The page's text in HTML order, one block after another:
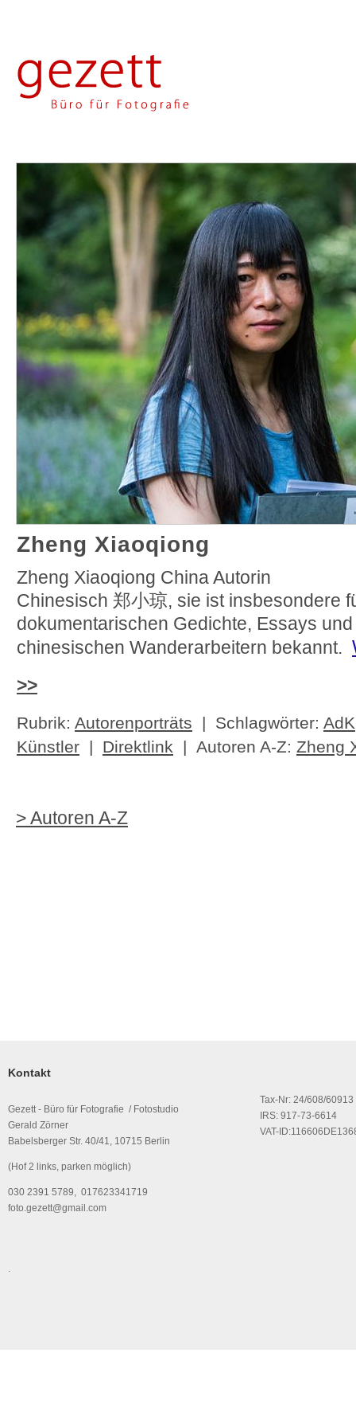
Zheng Xiaoqiong
Zheng Xiaoqiong China Autorin
Chinesisch 郑小琼, sie ist insbesondere
dokumentarischen Gedichte, Essays
chinesischen Wanderarbeitern bekannt.
>>
Rubrik: Autorenporträts | Schlagwörter: AdK
Künstler | Direktlink | Autoren A-Z: Zheng
> Autoren A-Z
Kontakt
Gezett - Büro für Fotografie / Fotostudio
Gerald Zörner
Babelsberger Str. 40/41, 10715 Berlin
(Hof 2 links, parken möglich)
030 2391 5789, 017623341719
foto.gezett@gmail.com
Tax-Nr: 24/608/60913
IRS: 917-73-6614
VAT-
.